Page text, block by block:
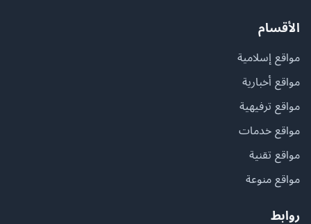
الأقسام
مواقع إسلامية
مواقع أخبارية
مواقع ترفيهية
مواقع خدمات
مواقع تقنية
مواقع منوعة
روابط